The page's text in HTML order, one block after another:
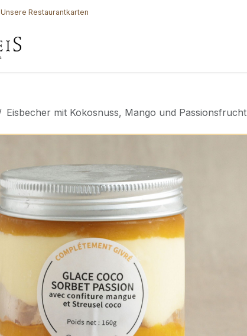
Unsere Restaurantkarten
Eisbecher mit Kokosnuss, Mango und Passionsfrucht